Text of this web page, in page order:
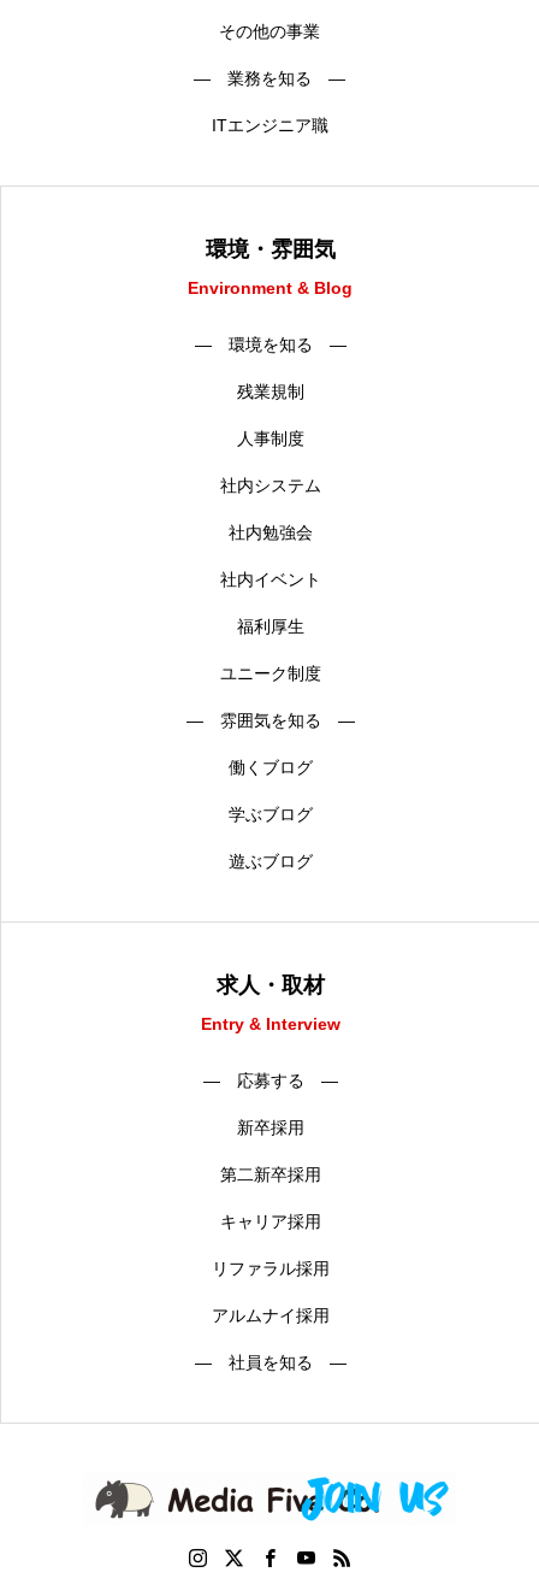
その他の事業
― 業務を知る ―
ITエンジニア職
環境・雰囲気
Environment & Blog
― 環境を知る ―
残業規制
人事制度
社内システム
社内勉強会
社内イベント
福利厚生
ユニーク制度
― 雰囲気を知る ―
働くブログ
学ぶブログ
遊ぶブログ
求人・取材
Entry & Interview
― 応募する ―
新卒採用
第二新卒採用
キャリア採用
リファラル採用
アルムナイ採用
― 社員を知る ―